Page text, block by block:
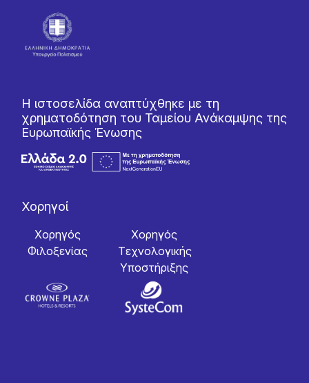
Η ιστοσελίδα αναπτύχθηκε με τη
χρηματοδότηση του Ταμείου Ανάκαμψης της
Ευρωπαϊκής Ένωσης
Χορηγοί
Χορηγός
Φιλοξενίας
Χορηγός
Tεχνολογικής
Yποστήριξης